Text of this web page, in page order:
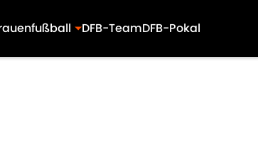
DFB-TeamDFB-Pokal